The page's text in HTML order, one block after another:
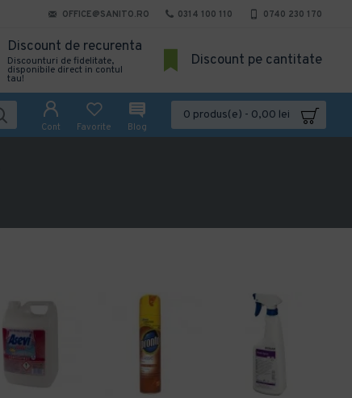
OFFICE@SANITO.RO 0314 100 110 0740 230 170
Discount de recurenta
Discounturi de fidelitate,
disponibile direct in contul
tau!
Discount pe cantitate
Cont Favorite Blog
0 produs(e) - 0,00 lei